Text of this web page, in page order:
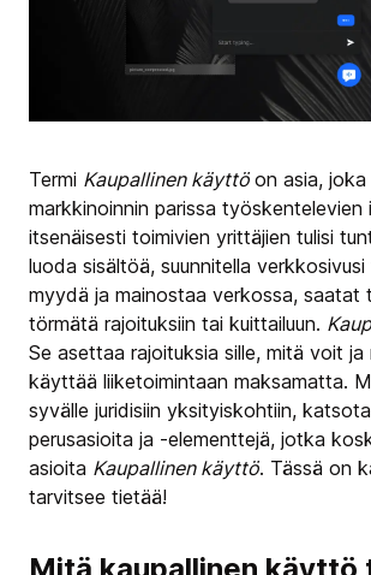
Termi Kaupallinen käyttö on asia,
markkinoinnin parissa työskentelevien
itsenäisesti toimivien yrittäjien tulisi
luoda sisältöä, suunnitella
myydä ja mainostaa verkossa, saatat
törmätä rajoituksiin tai kuittailuun.
Se asettaa rajoituksia sille, mitä voit
käyttää liiketoimintaan maksamatta.
syvälle juridisiin yksityiskohtiin,
perusasioita ja -elementtejä, jotka
asioita Kaupallinen käyttö. Tässä on
tarvitsee tietää!